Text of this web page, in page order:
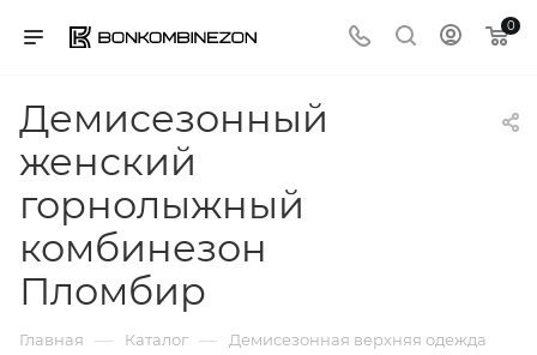
0
Демисезонный
женский
горнолыжный
комбинезон
Пломбир
Главная — Каталог — Демисезонная верхняя одежда